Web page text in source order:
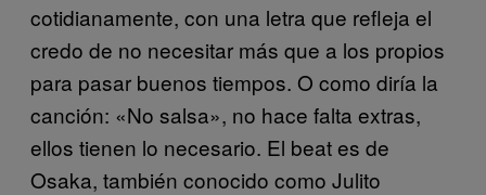
cotidianamente, con una letra que refleja el
credo de no necesitar más que a los propios
para pasar buenos tiempos. O como diría la
canción: «No salsa», no hace falta extras,
ellos tienen lo necesario. El beat es de
Osaka, también conocido como Julito